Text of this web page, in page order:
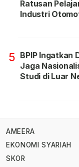
Ratusan
Industri
5 BPIP Ingatkan
Jaga
Studi di Luar
AMEERA
EKONOMI SYARIAH
SKOR